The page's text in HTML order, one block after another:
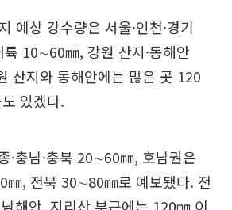
예상 강수량은 서울·인천·경기
10∼60㎜, 강원 산지·동해안
산지와 동해안에는 많은 곳 120
있겠다.
·충남·충북 20∼60㎜, 호남권은
㎜, 전북 30∼80㎜로 예보됐다. 전